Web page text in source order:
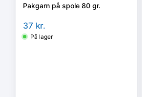
Pakgarn på spole 80 gr.
37 kr.
På lager